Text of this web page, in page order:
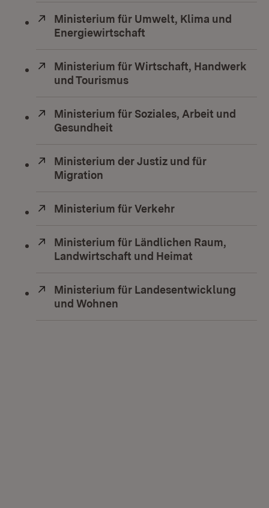
Extern:
Ministerium für Umwelt, Klima und
Energiewirtschaft
Extern:
Ministerium für Wirtschaft, Handwerk
und Tourismus
Extern:
Ministerium für Soziales, Arbeit und
Gesundheit
Extern:
Ministerium der Justiz und für
Migration
Extern:
Ministerium für Verkehr
Extern:
Ministerium für Ländlichen Raum,
Landwirtschaft und Heimat
Extern:
Ministerium für Landesentwicklung
und Wohnen